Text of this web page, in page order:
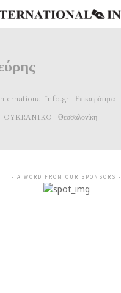
Info.gr Επικαιρότητα
OYKRANIKO Θεσσαλονίκη
- A WORD FROM OUR SPONSORS -